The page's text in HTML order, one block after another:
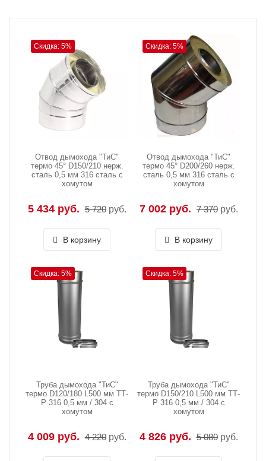
Скидка: 5%
Отвод дымохода "ТиС"
термо 45° D150/210 нерж.
сталь 0,5 мм 316 сталь с
хомутом
5 434 руб. 5 720 руб.
В корзину
Скидка: 5%
Отвод дымохода "ТиС"
термо 45° D200/260 нерж.
сталь 0,5 мм 316 сталь с
хомутом
7 002 руб. 7 370 руб.
В корзину
Скидка: 5%
Труба дымохода "ТиС"
термо D120/180 L500 мм TТ-
Р 316 0,5 мм / 304 с
хомутом
4 009 руб. 4 220 руб.
Скидка: 5%
Труба дымохода "ТиС"
термо D150/210 L500 мм TТ-
Р 316 0,5 мм / 304 с
хомутом
4 826 руб. 5 080 руб.